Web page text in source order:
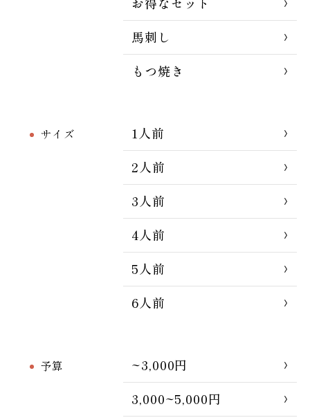
馬刺し
もつ焼き
サイズ
1人前
2人前
3人前
4人前
5人前
6人前
予算
~3,000円
3,000~5,000円